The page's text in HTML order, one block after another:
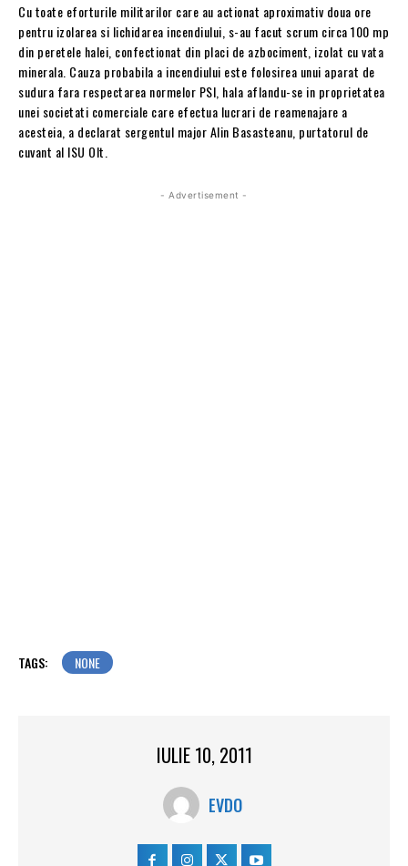
Cu toate eforturile militarilor care au actionat aproximativ doua ore
pentru izolarea si lichidarea incendiului, s-au facut scrum circa 100 mp
din peretele halei, confectionat din placi de azbociment, izolat cu vata
minerala. Cauza probabila a incendiului este folosirea unui aparat de
sudura fara respectarea normelor PSI, hala aflandu-se in proprietatea
unei societati comerciale care efectua lucrari de reamenajare a
acesteia, a declarat sergentul major Alin Basasteanu, purtatorul de
cuvant al ISU Olt.
- Advertisement -
TAGS: NONE
IULIE 10, 2011
EVDO